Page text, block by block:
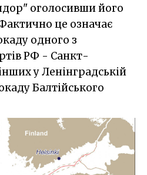
оголосивши його
це означає
одного з
РФ - Санкт-
у Ленінградській
Балтійського